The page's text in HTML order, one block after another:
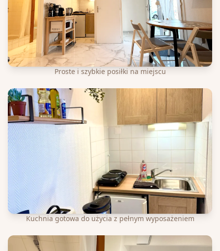
Proste i szybkie posiłki na miejscu
Kuchnia gotowa do użycia z pełnym wyposażeniem